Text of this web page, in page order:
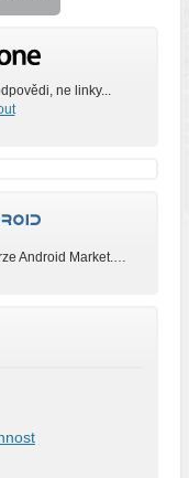
ne linky...
Android Market.…